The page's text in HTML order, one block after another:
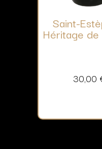
Saint-
Héritage de
30,00